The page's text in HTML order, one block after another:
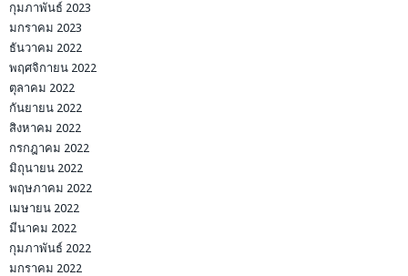
กุมภาพันธ์ 2023
มกราคม 2023
ธันวาคม 2022
พฤศจิกายน 2022
ตุลาคม 2022
กันยายน 2022
สิงหาคม 2022
กรกฎาคม 2022
มิถุนายน 2022
พฤษภาคม 2022
เมษายน 2022
มีนาคม 2022
กุมภาพันธ์ 2022
มกราคม 2022